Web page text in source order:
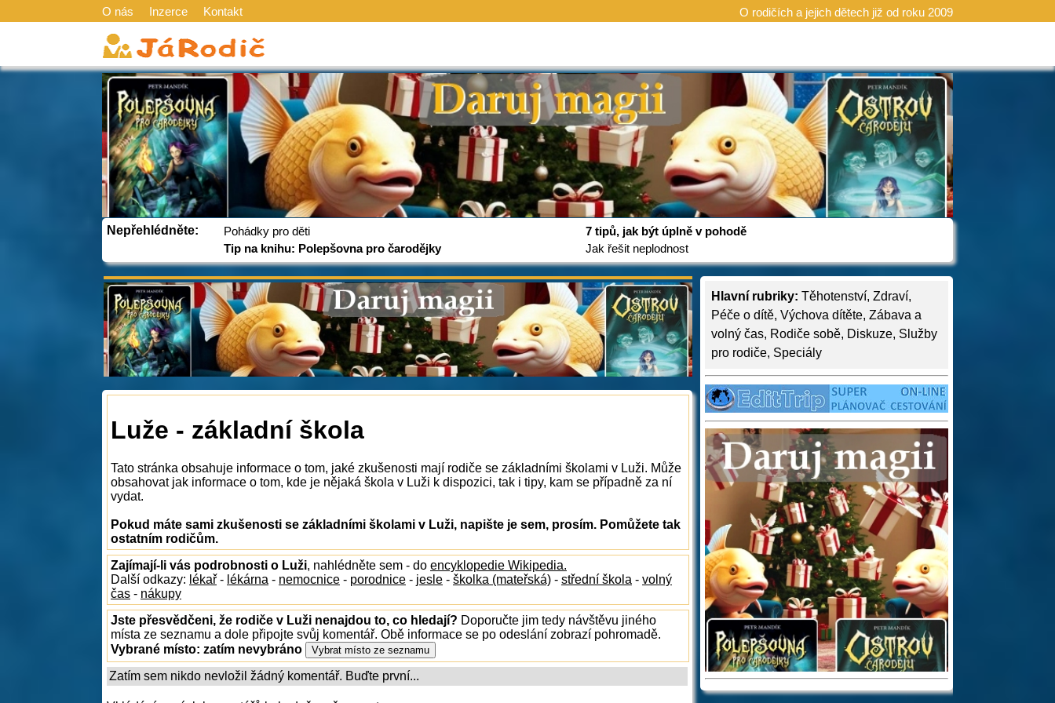
O nás Inzerce Kontakt O rodičích a jejich dětech již od roku 2009
Nepřehlédněte:
Pohádky pro děti
Tip na knihu: Polepšovna pro čarodějky
7 tipů, jak být úplně v pohodě
Jak řešit neplodnost
Hlavní rubriky: Těhotenství, Zdraví,
Péče o dítě, Výchova dítěte, Zábava a
volný čas, Rodiče sobě, Diskuze, Služby
pro rodiče, Speciály
Luže - základní škola
Tato stránka obsahuje informace o tom, jaké zkušenosti mají rodiče se základními školami v Luži. Může
obsahovat jak informace o tom, kde je nějaká škola v Luži k dispozici, tak i tipy, kam se případně za ní
vydat.
Pokud máte sami zkušenosti se základními školami v Luži, napište je sem, prosím. Pomůžete tak
ostatním rodičům.
Zajímají-li vás podrobnosti o Luži, nahlédněte sem - do encyklopedie Wikipedia.
Další odkazy: lékař - lékárna - nemocnice - porodnice - jesle - školka (mateřská) - střední škola - volný
čas - nákupy
Jste přesvědčeni, že rodiče v Luži nenajdou to, co hledají? Doporučte jim tedy návštěvu jiného
místa ze seznamu a dole připojte svůj komentář. Obě informace se po odeslání zobrazí pohromadě.
Vybrané místo: zatím nevybráno
Zatím sem nikdo nevložil žádný komentář. Buďte první...